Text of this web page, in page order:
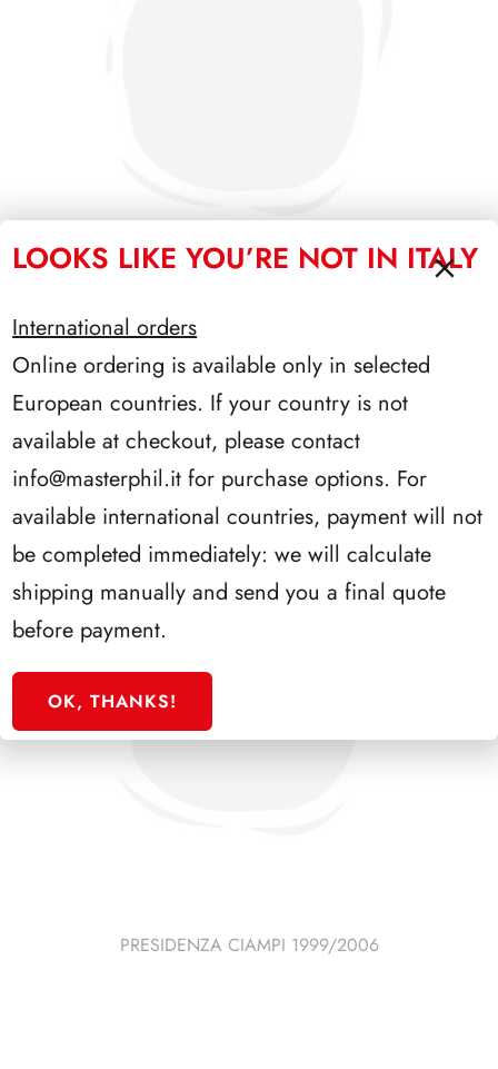
PRESIDENZA SCALFARO 1992/1999
PRESIDENZA CIAMPI 1999/2006
LOOKS LIKE YOU’RE NOT IN ITALY
International orders
Online ordering is available only in selected
European countries. If your country is not
available at checkout, please contact
info@masterphil.it for purchase options. For
available international countries, payment will not
be completed immediately: we will calculate
shipping manually and send you a final quote
before payment.
OK, THANKS!